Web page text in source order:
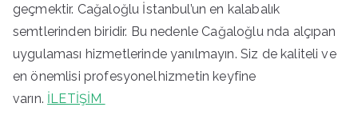
geçmektir. Cağaloğlu İstanbul’un en kalabalık
semtlerinden biridir. Bu nedenle Cağaloğlu nda alçıpan
uygulaması hizmetlerinde yanılmayın. Siz de kaliteli ve
en önemlisi profesyonel hizmetin keyfine
varın. İLETİŞİM